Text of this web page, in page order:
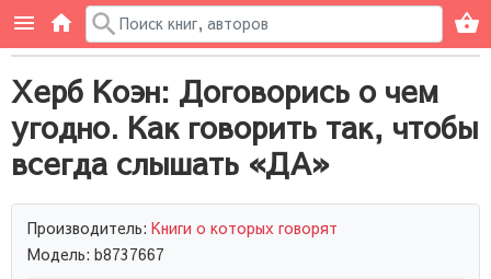
Херб Коэн: Договорись о чем
угодно. Как говорить так, чтобы
всегда слышать «ДА»
Производитель: Книги о которых говорят
Модель: b8737667